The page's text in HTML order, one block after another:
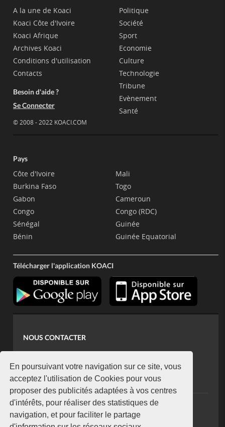
En poursuivant votre navigation sur ce site, vous
acceptez l'utilisation de Cookies pour vous
proposer des publicités adaptées à vos centres
d'intérêts, pour réaliser des statistiques de
navigation, et pour faciliter le partage
A la une de Koaci
Koaci Côte d'Ivoire
Koaci Afrique
Archives Koaci
Conditions d'utilisation
Contacts
Besoin d'aide ?
Se Connecter
© 2008 - 2022 KOACI.COM
Politique
Société
Sport
Economie
Culture
Technologie
Tribune
Evènement
Santé
Pays
Côte d'Ivoire
Burkina Faso
Gabon
Congo
Sénégal
Bénin
Mali
Togo
Cameroun
Congo (RDC)
Guinée
Guinée Equatorial
Télécharger l'application KOACI
NOUS CONTACTER
koaci@yahoo.fr
+225 07 08 85 52 93
NEWSLETTER
Restez connecté via notre newsletter